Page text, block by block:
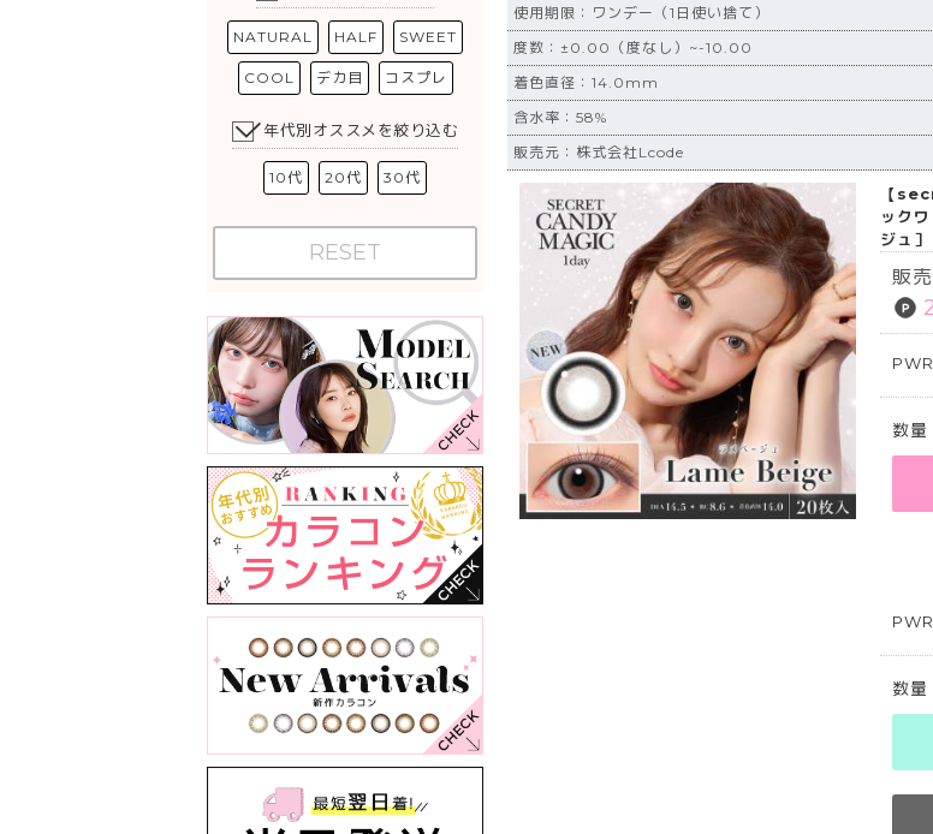
NATURAL HALF SWEET
COOL デカ目 コスプレ
年代別オススメを絞り込む
10代 20代 30代
RESET
使用期限：ワンデー（1日使い捨て）
度数：±0.00（度なし）~-10.00
着色直径：14.0mm
含水率：58%
販売元：株式会社Lcode
【
ック
ジュ］
販
数量
数量